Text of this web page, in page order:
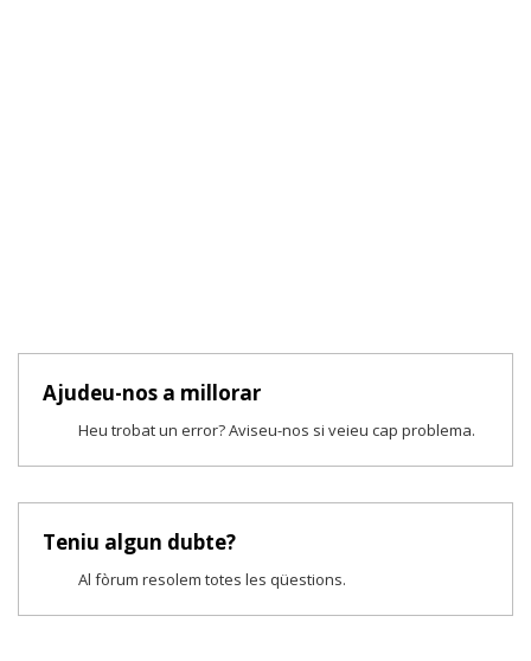
Ajudeu-nos a millorar
Heu trobat un error? Aviseu-nos si veieu cap problema.
Teniu algun dubte?
Al fòrum resolem totes les qüestions.